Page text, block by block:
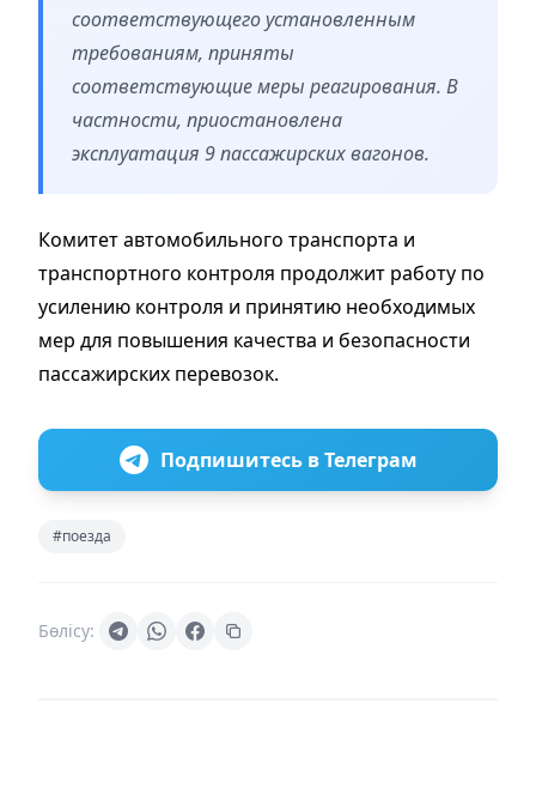
соответствующего установленным
требованиям, приняты
соответствующие меры реагирования. В
частности, приостановлена
эксплуатация 9 пассажирских вагонов.
Комитет автомобильного транспорта и
транспортного контроля продолжит работу по
усилению контроля и принятию необходимых
мер для повышения качества и безопасности
пассажирских перевозок.
Подпишитесь в Телеграм
#поезда
Бөлісу: